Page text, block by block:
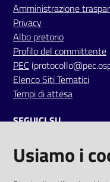
Fornitori
Seguici
su
Amministrazione
Privacy
Albo pretorio
Profilo del committente
PEC
Elenco Siti Tematici
Tempi di attesa
SEGUICI SU
twitterfacebookyoutube
Usiamo i